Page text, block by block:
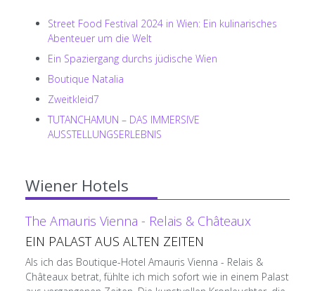
Street Food Festival 2024 in Wien: Ein kulinarisches
Abenteuer um die Welt
Ein Spaziergang durchs jüdische Wien
Boutique Natalia
Zweitkleid7
TUTANCHAMUN – DAS IMMERSIVE
AUSSTELLUNGSERLEBNIS
Wiener Hotels
The Amauris Vienna - Relais & Châteaux
EIN PALAST AUS ALTEN ZEITEN
Als ich das Boutique-Hotel Amauris Vienna - Relais &
Châteaux betrat, fühlte ich mich sofort wie in einem Palast